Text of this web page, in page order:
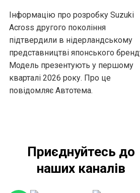
Інформацію про розробку Suzuki
Across другого покоління
підтвердили в нідерландському
представництві японського
Модель презентують у першому
кварталі 2026 року. Про це
повідомляє Автотема.
Приєднуйтесь до
наших каналів